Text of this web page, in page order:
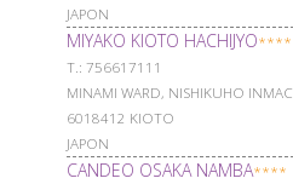
JAPON
MIYAKO KIOTO HACHIJYO****
Т.: 756617111
MINAMI WARD, NISHIKUHO
6018412 KIOTO
JAPON
CANDEO OSAKA NAMBA****